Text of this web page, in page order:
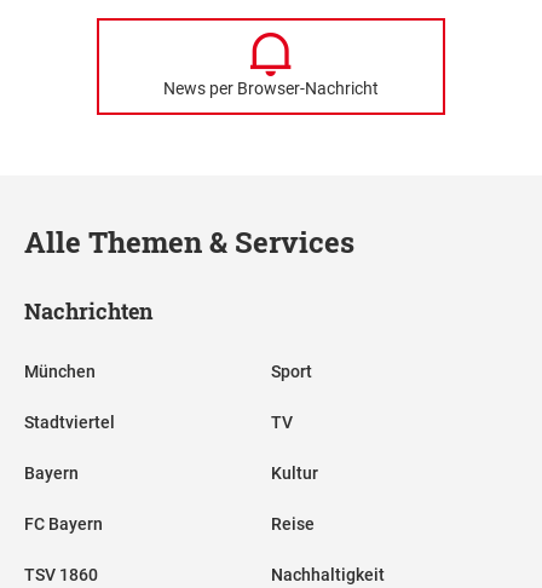
News per Browser-Nachricht
Alle Themen & Services
Nachrichten
München
Stadtviertel
Bayern
FC Bayern
TSV 1860
Sport
TV
Kultur
Reise
Nachhaltigkeit